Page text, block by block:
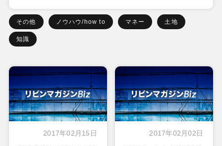
その他 ノウハウ/how to マネー 土地
知識
2017年02月15日 2017年02月02日